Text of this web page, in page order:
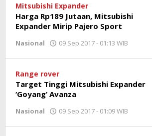
Mitsubishi Expander
Harga Rp189 Jutaan, Mitsubishi
Expander Mirip Pajero Sport
Nasional 09 Sep 2017 - 01:13 WIB
Range rover
Target Tinggi Mitsubishi Expander
‘Goyang’ Avanza
Nasional 09 Sep 2017 - 01:09 WIB